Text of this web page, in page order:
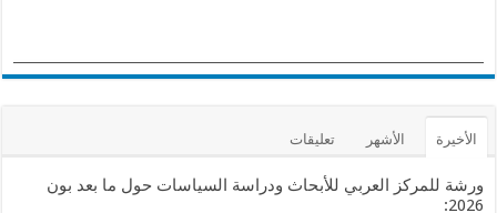
الأخيرة الأشهر تعليقات
ورشة للمركز العربي للأبحاث ودراسة السياسات حول ما بعد بون
2026: